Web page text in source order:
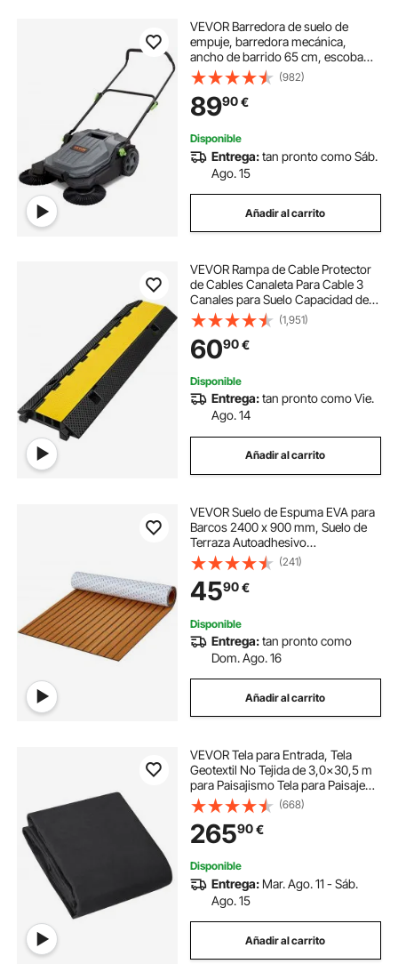
VEVOR Barredora de suelo de
empuje, barredora mecánica,
ancho de barrido 65 cm, escoba
manual no eléctrica, contenedor de
residuos de 18,9 L, mango plegable
ajustable en ángulo y altura
(982)
8990€
Disponible
Entrega:tan pronto como Sáb.
Ago. 15
Añadir al carrito
VEVOR Rampa de Cable Protector
de Cables Canaleta Para Cable 3
Canales para Suelo Capacidad de
Cargo10T Pasacables Suelo
Canaleta Cables Suelo 103x30x5,5
cm
(1,951)
6090€
Disponible
Entrega:tan pronto como Vie.
Ago. 14
Añadir al carrito
VEVOR Suelo de Espuma EVA para
Barcos 2400 x 900 mm, Suelo de
Terraza Autoadhesivo
Antideslizante, 21.600 cm², Estera
Marina para Barcos, Yates,
Pontones, Cubiertas de Kayak,
Marrón
(241)
4590€
Disponible
Entrega:tan pronto como
Dom. Ago. 16
Añadir al carrito
VEVOR Tela para Entrada, Tela
Geotextil No Tejida de 3,0x30,5 m
para Paisajismo Tela para Paisaje
Tela de Drenaje para Tuberías
Francesas, Tela para Control de
Malezas para Cobertura del Suelo
(668)
26590€
Disponible
Entrega: Mar. Ago. 11 - Sáb.
Ago. 15
Añadir al carrito